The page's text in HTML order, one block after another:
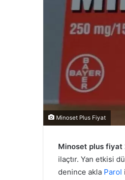
Minoset Plus Fiyat
Minoset plus fiyat
ilaçtır. Yan etkisi
denince akla Parol